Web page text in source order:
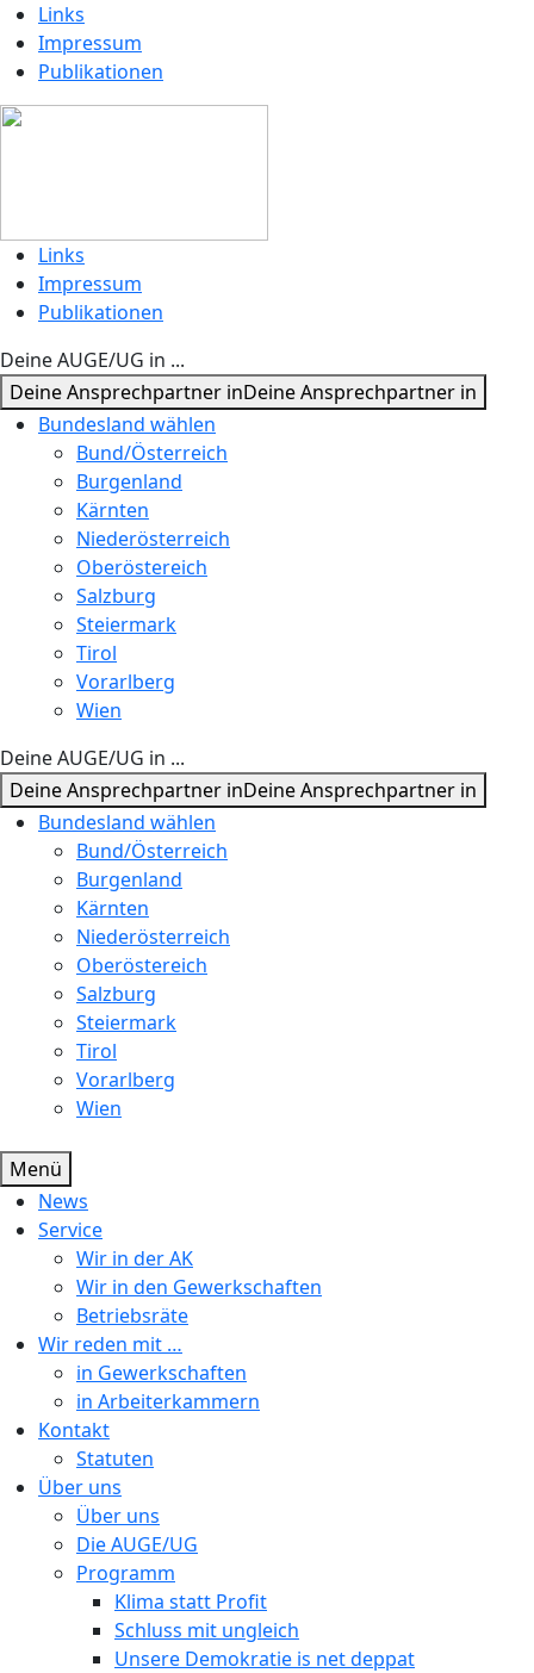
Links
Impressum
Publikationen
Links
Impressum
Publikationen
Deine AUGE/UG in ...
Deine Ansprechpartner inDeine Ansprechpartner in
Bundesland wählen
Bund/Österreich
Burgenland
Kärnten
Niederösterreich
Oberöstereich
Salzburg
Steiermark
Tirol
Vorarlberg
Wien
Deine AUGE/UG in ...
Deine Ansprechpartner inDeine Ansprechpartner in
Bundesland wählen
Bund/Österreich
Burgenland
Kärnten
Niederösterreich
Oberöstereich
Salzburg
Steiermark
Tirol
Vorarlberg
Wien
Menü
News
Service
Wir in der AK
Wir in den Gewerkschaften
Betriebsräte
Wir reden mit …
in Gewerkschaften
in Arbeiterkammern
Kontakt
Statuten
Über uns
Über uns
Die AUGE/UG
Programm
Klima statt Profit
Schluss mit ungleich
Unsere Demokratie is net deppat